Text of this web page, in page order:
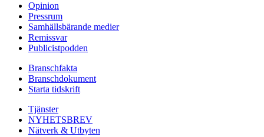
Opinion
Pressrum
Samhällsbärande medier
Remissvar
Publicistpodden
Branschfakta
Branschdokument
Starta tidskrift
Tjänster
NYHETSBREV
Nätverk & Utbyten